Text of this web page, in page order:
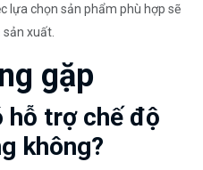
lựa chọn sản phẩm phù hợp sẽ
xuất.
gặp
hỗ trợ chế độ
không?